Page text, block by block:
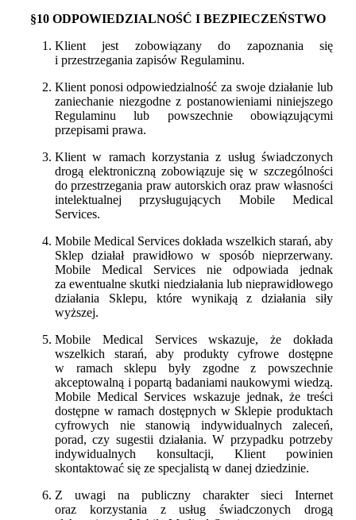
§10 ODPOWIEDZIALNOŚĆ I BEZPIECZEŃSTWO
Klient jest zobowiązany do zapoznania się
i przestrzegania zapisów Regulaminu.
Klient ponosi odpowiedzialność za swoje działanie lub
zaniechanie niezgodne z postanowieniami niniejszego
Regulaminu lub powszechnie obowiązującymi
przepisami prawa.
Klient w ramach korzystania z usług świadczonych
drogą elektroniczną zobowiązuje się w szczególności
do przestrzegania praw autorskich oraz praw własności
intelektualnej przysługujących Mobile Medical
Services.
Mobile Medical Services dokłada wszelkich starań, aby
Sklep działał prawidłowo w sposób nieprzerwany.
Mobile Medical Services nie odpowiada jednak
za ewentualne skutki niedziałania lub nieprawidłowego
działania Sklepu, które wynikają z działania siły
wyższej.
Mobile Medical Services wskazuje, że dokłada
wszelkich starań, aby produkty cyfrowe dostępne
w ramach sklepu były zgodne z powszechnie
akceptowalną i popartą badaniami naukowymi wiedzą.
Mobile Medical Services wskazuje jednak, że treści
dostępne w ramach dostępnych w Sklepie produktach
cyfrowych nie stanowią indywidualnych zaleceń,
porad, czy sugestii działania. W przypadku potrzeby
indywidualnych konsultacji, Klient powinien
skontaktować się ze specjalistą w danej dziedzinie.
Z uwagi na publiczny charakter sieci Internet
oraz korzystania z usług świadczonych drogą